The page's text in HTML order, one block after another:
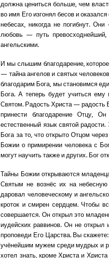
должна цениться больше, чем
во имя Его изгонял бесов и
небесах, никогда не погибнут.
любовь — путь превосходнейший,
ангельскими.
И мы слышим благодарение,
— тайна ангелов и святых
благодарим Бога, мы становимся
Бога. А теперь будет учиться
Святом. Радость Христа — радость
принести благодарение Отцу,
естественный язык святой
Бога за то, что открыто Отцом
Божии о примирении человека с
могут научить также и других. Бог
Тайны Божии открываются
Святым не вознёс их на
даровал человеческому и
кроток и смирен сердцем. Чтобы
совершается. Он открыл это
иудейских раввинов. Он не
проповеди Его Царства. Вы
учёнейшим мужем среди мудрых и
хотел знать, кроме Христа и